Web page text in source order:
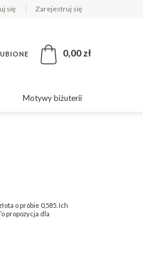
się Zarejestruj się
0,00 zł
Motywy biżuterii
o próbie 0,585. Ich
propozycja dla